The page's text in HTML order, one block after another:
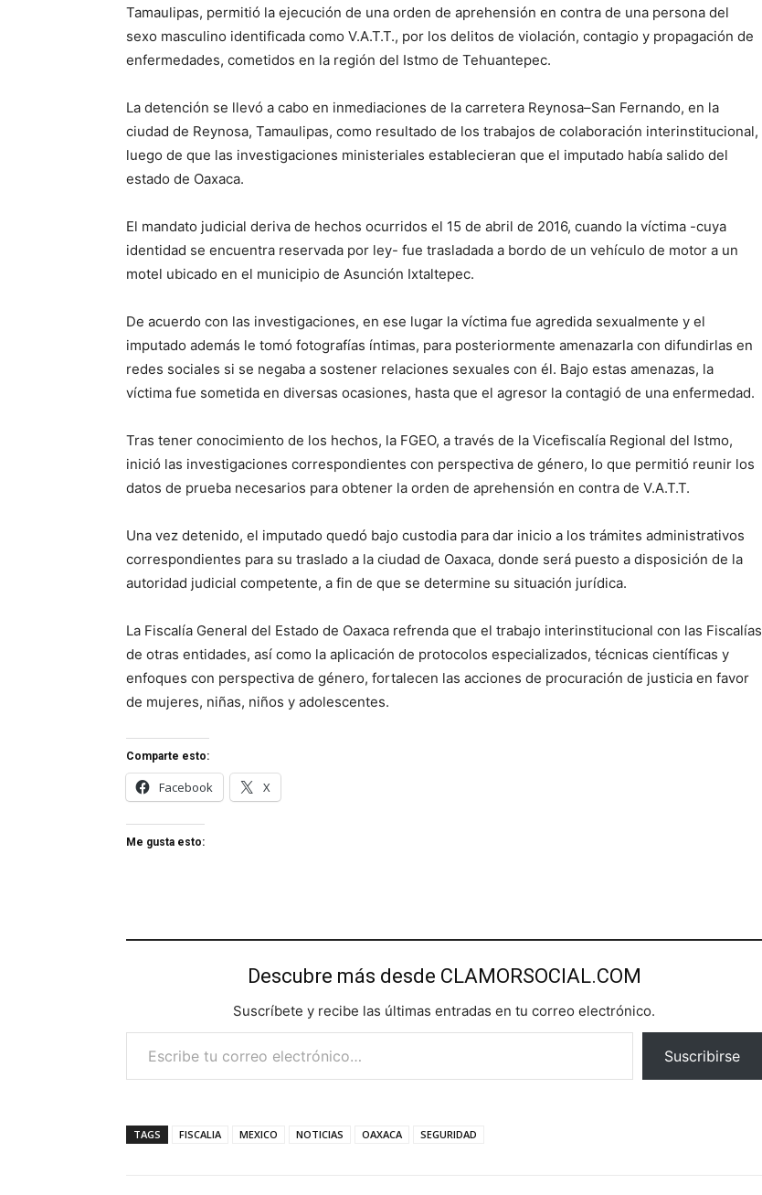
Tamaulipas, permitió la ejecución de una orden de aprehensión en contra de una persona del
sexo masculino identificada como V.A.T.T., por los delitos de violación, contagio y propagación de
enfermedades, cometidos en la región del Istmo de Tehuantepec.
La detención se llevó a cabo en inmediaciones de la carretera Reynosa–San Fernando, en la
ciudad de Reynosa, Tamaulipas, como resultado de los trabajos de colaboración interinstitucional,
luego de que las investigaciones ministeriales establecieran que el imputado había salido del
estado de Oaxaca.
El mandato judicial deriva de hechos ocurridos el 15 de abril de 2016, cuando la víctima -cuya
identidad se encuentra reservada por ley- fue trasladada a bordo de un vehículo de motor a un
motel ubicado en el municipio de Asunción Ixtaltepec.
De acuerdo con las investigaciones, en ese lugar la víctima fue agredida sexualmente y el
imputado además le tomó fotografías íntimas, para posteriormente amenazarla con difundirlas en
redes sociales si se negaba a sostener relaciones sexuales con él. Bajo estas amenazas, la
víctima fue sometida en diversas ocasiones, hasta que el agresor la contagió de una enfermedad.
Tras tener conocimiento de los hechos, la FGEO, a través de la Vicefiscalía Regional del Istmo,
inició las investigaciones correspondientes con perspectiva de género, lo que permitió reunir los
datos de prueba necesarios para obtener la orden de aprehensión en contra de V.A.T.T.
Una vez detenido, el imputado quedó bajo custodia para dar inicio a los trámites administrativos
correspondientes para su traslado a la ciudad de Oaxaca, donde será puesto a disposición de la
autoridad judicial competente, a fin de que se determine su situación jurídica.
La Fiscalía General del Estado de Oaxaca refrenda que el trabajo interinstitucional con las Fiscalías
de otras entidades, así como la aplicación de protocolos especializados, técnicas científicas y
enfoques con perspectiva de género, fortalecen las acciones de procuración de justicia en favor
de mujeres, niñas, niños y adolescentes.
Comparte esto:
Facebook X
Me gusta esto:
Descubre más desde CLAMORSOCIAL.COM
Suscríbete y recibe las últimas entradas en tu correo electrónico.
Escribe tu correo electrónico…
Suscribirse
TAGS FISCALIA MEXICO NOTICIAS OAXACA SEGURIDAD